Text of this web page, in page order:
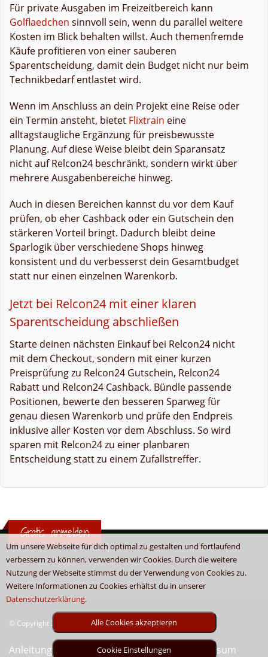
Um unsere Webseite für dich optimal zu gestalten und fortlaufend
verbessern zu können, verwenden wir Cookies. Durch die weitere
Nutzung der Webseite stimmst du der Verwendung von Cookies zu.
Weitere Informationen zu Cookies erhältst du in unserer
Datenschutzerklärung.
Alle Cookies akzeptieren
Cookie Einstellungen
Für private Ausgaben im Freizeitbereich kann
Golflaedchen sinnvoll sein, wenn du parallel weitere
Kosten im Blick behalten willst. Auch themenfremde
Käufe profitieren von einer sauberen
Sparentscheidung, damit dein Budget nicht nur beim
Technikbedarf entlastet wird.
Wenn im Anschluss an dein Projekt eine Reise oder
ein Termin ansteht, bietet Flixtrain eine
alltagstaugliche Ergänzung für preisbewusste
Planung. Auf diese Weise bleibt dein Sparansatz
nicht auf Relcon24 beschränkt, sondern wirkt über
mehrere Ausgabenbereiche hinweg.
Auch in diesen Bereichen kannst du vor dem Kauf
prüfen, ob eher Cashback oder ein Gutschein den
stärkeren Vorteil bringt. Dadurch bleibt deine
Sparlogik über verschiedene Shops hinweg
konsistent und du verbesserst dein Gesamtbudget
statt nur einen einzelnen Warenkorb.
Jetzt bei Relcon24 mit einer klaren
Sparentscheidung abschließen
Starte deinen nächsten Einkauf bei Relcon24 nicht
mit dem Checkout, sondern mit einer kurzen
Preisprüfung zu Relcon24 Gutschein, Relcon24
Rabatt und Relcon24 Cashback. Bündle passende
Positionen, bewerte den besseren Sparweg für
genau diesen Warenkorb und prüfe den Endpreis
inklusive aller Kosten vor dem Abschluss. So wird
sparen mit Relcon24 zu einer planbaren
Entscheidung statt zu einem Zufallstreffer.
Gratis anmelden
© Copyright 2026 - Boni.tv / Cashback & Gutscheine
Anleitung Sitemap Kontakt Unser Impressum